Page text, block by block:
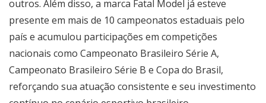
outros. Além disso, a marca Fatal Model já esteve
presente em mais de 10 campeonatos estaduais pelo
país e acumulou participações em competições
nacionais como Campeonato Brasileiro Série A,
Campeonato Brasileiro Série B e Copa do Brasil,
reforçando sua atuação consistente e seu investimento